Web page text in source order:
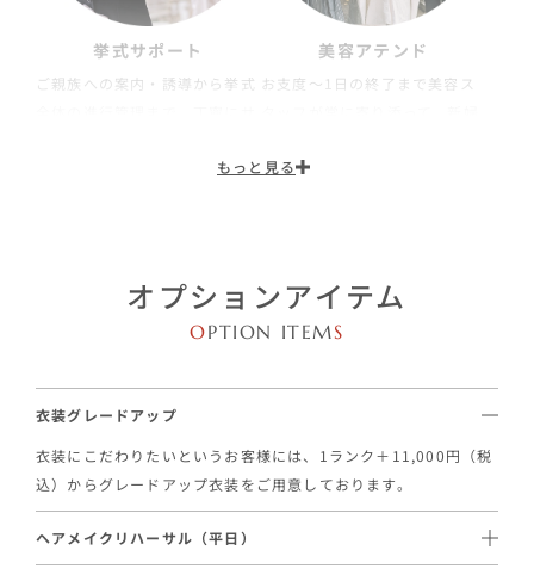
挙式サポート
ご親族への案内・誘導から挙式
美容アテンド
お支度〜1日の終了まで美容ス
もっと見る
オプションアイテム
OPTION ITEMS
衣装グレードアップ
衣装にこだわりたいというお客様には、1ランク＋11,000円（税
込）からグレードアップ衣装をご用意しております。
ヘアメイクリハーサル（平日）